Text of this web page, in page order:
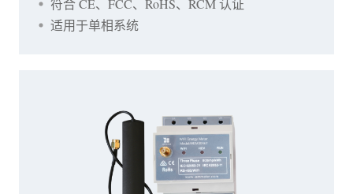
符合 CE、FCC、RoHS、RCM 认证
适用于单相系统